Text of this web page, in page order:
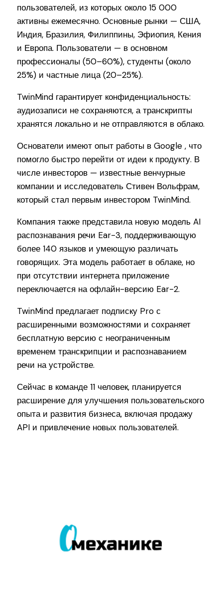
пользователей, из которых около 15 000
активны ежемесячно. Основные рынки — США,
Индия, Бразилия, Филиппины, Эфиопия, Кения
и Европа. Пользователи — в основном
профессионалы (50–60%), студенты (около
25%) и частные лица (20–25%).
TwinMind гарантирует конфиденциальность:
аудиозаписи не сохраняются, а транскрипты
хранятся локально и не отправляются в облако.
Основатели имеют опыт работы в Google , что
помогло быстро перейти от идеи к продукту. В
числе инвесторов — известные венчурные
компании и исследователь Стивен Вольфрам,
который стал первым инвестором TwinMind.
Компания также представила новую модель AI
распознавания речи Ear-3, поддерживающую
более 140 языков и умеющую различать
говорящих. Эта модель работает в облаке, но
при отсутствии интернета приложение
переключается на офлайн-версию Ear-2.
TwinMind предлагает подписку Pro с
расширенными возможностями и сохраняет
бесплатную версию с неограниченным
временем транскрипции и распознаванием
речи на устройстве.
Сейчас в команде 11 человек, планируется
расширение для улучшения пользовательского
опыта и развития бизнеса, включая продажу
API и привлечение новых пользователей.